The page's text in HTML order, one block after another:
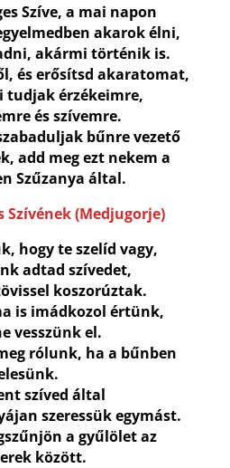
Szíve, a mai napon
akarok élni,
akármi történik is.
és erősítsd akaratomat,
tudjak érzékeimre,
és szívemre.
bűnre vezető
add meg ezt nekem a
Szűzanya által.
Szívének (Medjugorje)
hogy te szelíd vagy,
adtad szívedet,
koszorúztak.
is imádkozol értünk,
vesszünk el.
rólunk, ha a bűnben
szíved által
szeressük egymást.
a gyűlölet az
között.